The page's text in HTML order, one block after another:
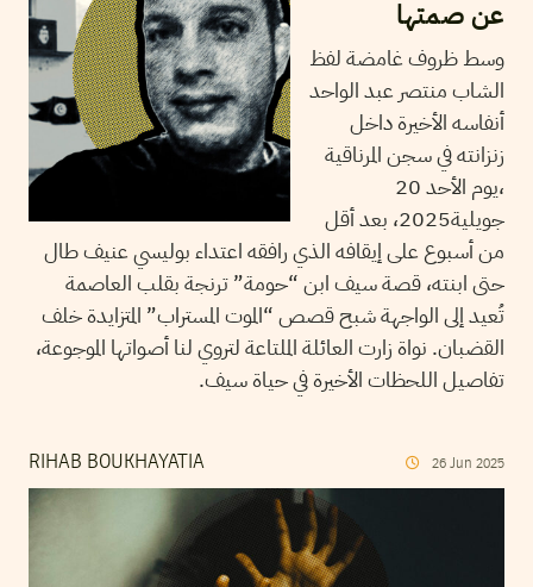
عن صمتها
وسط ظروف غامضة لفظ
الشاب منتصر عبد الواحد
أنفاسه الأخيرة داخل
زنزانته في سجن المرناقية
،يوم الأحد 20
جويلية2025، بعد أقل
من أسبوع على إيقافه الذي رافقه اعتداء بوليسي عنيف طال
حتى ابنته، قصة سيف ابن “حومة” ترنجة بقلب العاصمة
تُعيد إلى الواجهة شبح قصص “الموت المستراب” المتزايدة خلف
القضبان. نواة زارت العائلة الملتاعة لتروي لنا أصواتها الموجوعة،
تفاصيل اللحظات الأخيرة في حياة سيف.
RIHAB BOUKHAYATIA 26 Jun 2025